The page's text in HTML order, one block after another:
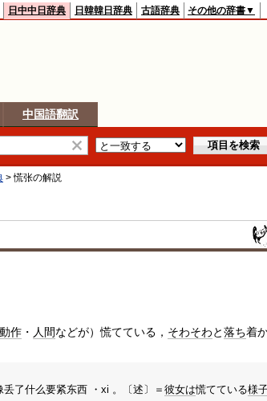
日中中日辞典 日韓韓日辞典 古語辞典 その他の辞書▼
中国語翻訳
>慌张の解説
動作 ・ 人間などが）慌てている， そわそわと落ち着
了什么要紧东西 ・xi 。〔述〕＝彼女は慌てている様